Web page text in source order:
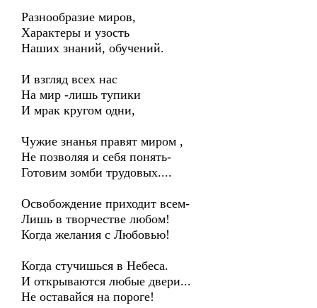
Разнообразие миров,
Характеры и узость
Наших знаний, обучений.
И взгляд всех нас
На мир -лишь тупики
И мрак кругом одни,
Чужие знанья правят миром ,
Не позволяя и себя понять-
Готовим зомби трудовых....
Освобождение приходит всем-
Лишь в творчестве любом!
Когда желания с Любовью!
Когда стучишься в Небеса.
И открываются любые двери...
Не оставайся на пороге!